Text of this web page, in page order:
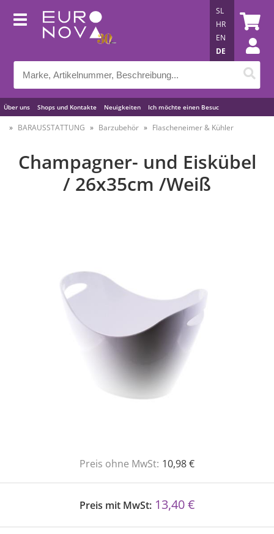
Über uns Shops und Kontakte Neuigkeiten Ich möchte einen Besuc
Nützliche Tipps
SL
HR
EN
DE
BARAUSSTATTUNG Barzubehör Flascheneimer & Kühler
Champagner- und Eiskübel
/ 26x35cm /Weiß
Preis ohne MwSt: 10,98 €
Preis mit MwSt: 13,40 €